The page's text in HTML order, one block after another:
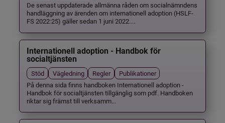
De senast uppdaterade allmänna råden om socialnämndens
handläggning av ärenden om internationell adoption (HSLF-
FS 2022:25) gäller sedan 1 juni 2022....
Internationell adoption - Handbok för
socialtjänsten
Stöd Vägledning Regler
Publikationer
På denna sida finns handboken Internationell adoption -
Handbok för socialtjänsten tillgänglig som pdf. Handboken
riktar sig främst till verksamm...